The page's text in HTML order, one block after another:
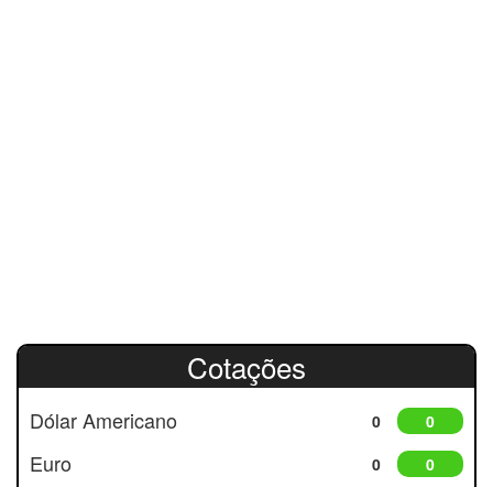
Cotações
Dólar Americano 0 0
Euro 0 0